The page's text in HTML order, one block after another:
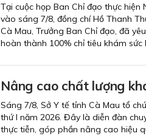
Tại cuộc họp Ban Chỉ đạo thực
vào sáng 7/8, đồng chí Hồ Thanh
Cà Mau, Trưởng Ban Chỉ đạo, đã
hoàn thành 100% chỉ tiêu khám
Nâng cao chất lượng
Sáng 7/8, Sở Y tế tỉnh Cà Mau tổ
thứ I năm 2026. Đây là diễn đàn
thực tiễn, góp phần nâng cao hiệu